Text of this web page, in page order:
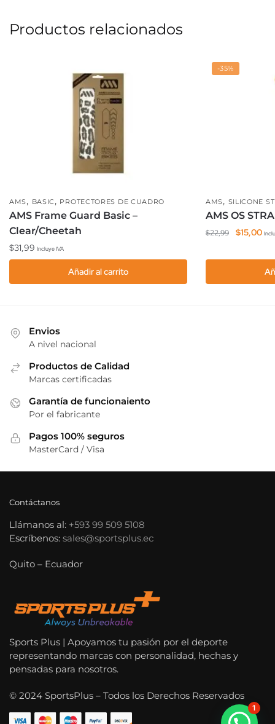
Productos relacionados
AMS, BASIC, PROTECTORES DE CUADRO
AMS Frame Guard Basic –
Clear/Cheetah
$31,99 Incluye IVA
Añadir al carrito
-35%
AMS, SILICONE
AMS OS
$22,99
El
original
$22,99.
$15,00El
es:
Envios
A nivel nacional
Productos de Calidad
Marcas certificadas
Garantía de funcionaiento
Por el fabricante
Pagos 100% seguros
MasterCard / Visa
Contáctanos
Llámanos al: +593 99 509 5108
Escríbenos: sales@sportsplus.ec
Quito – Ecuador
Sports Plus | Apoyamos tu pasión por el deporte
representando marcas con personalidad, hechas y
pensadas para nosotros.
© 2024 SportsPlus – Todos los Derechos Reservados
1